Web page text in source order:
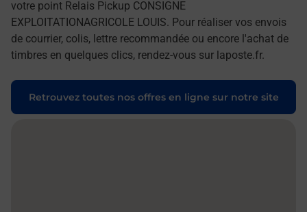
votre point Relais Pickup CONSIGNE
EXPLOITATIONAGRICOLE LOUIS. Pour réaliser vos envois
de courrier, colis, lettre recommandée ou encore l'achat de
timbres en quelques clics, rendez-vous sur laposte.fr.
Retrouvez toutes nos offres en ligne sur notre site